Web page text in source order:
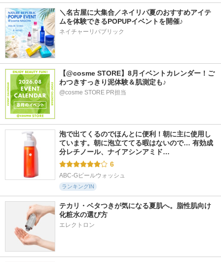
＼名古屋に大集合／ネイリパ夏のおすすめアイテ
ムを体験できるPOPUPイベントを開催♪
ネイチャーリパブリック
【@cosme STORE】8月イベントカレンダー！ご
わつきすっきり泥体験＆肌測定も♪
@cosme STORE PR担当
泡で出てくるのでほんとに便利！朝に主に使用し
ています。朝に泡立ててる暇はないので… 有効成
分レチノール、ナイアシンアミド…
6
ABC-Gピールウォッシュ
ランキングIN
テカリ・ベタつきが気になる夏肌へ。脂性肌向け
化粧水の選び方
エレクトロン